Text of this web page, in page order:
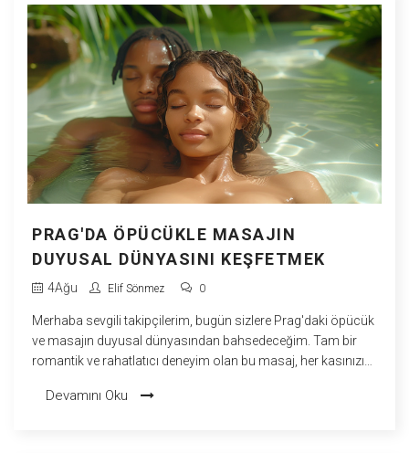
PRAG'DA ÖPÜCÜKLE MASAJIN
DUYUSAL DÜNYASINI KEŞFETMEK
4Ağu Elif Sönmez 0
Merhaba sevgili takipçilerim, bugün sizlere Prag'daki öpücük
ve masajın duyusal dünyasından bahsedeceğim. Tam bir
romantik ve rahatlatıcı deneyim olan bu masaj, her kasınızı
geçiriyor. Kendinizi pamuk gibi hafif hissetmenizi sağlayacak
Devamını Oku